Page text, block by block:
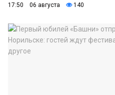
17:50 06 августа 140